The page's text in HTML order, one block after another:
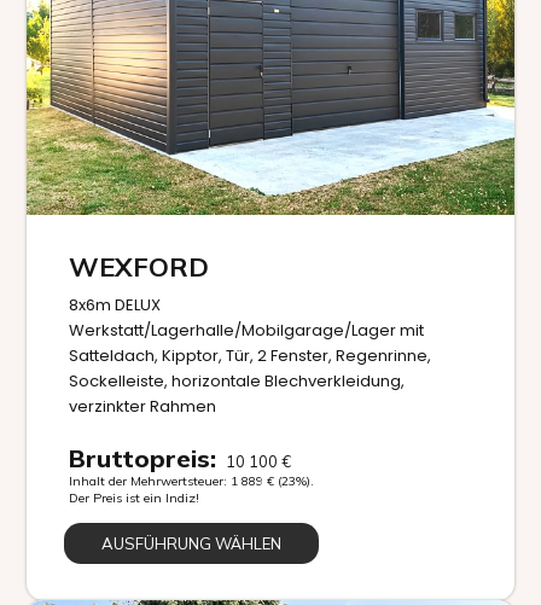
WEXFORD
8x6m DELUX
Werkstatt/Lagerhalle/Mobilgarage/Lager mit
Satteldach, Kipptor, Tür, 2 Fenster, Regenrinne,
Sockelleiste, horizontale Blechverkleidung,
verzinkter Rahmen
Bruttopreis: 10 100 €
Inhalt der Mehrwertsteuer: 1 889 € (23%).
Der Preis ist ein Indiz!
AUSFÜHRUNG WÄHLEN